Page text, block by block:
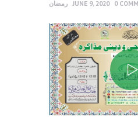
رمضان JUNE 9, 2020 0